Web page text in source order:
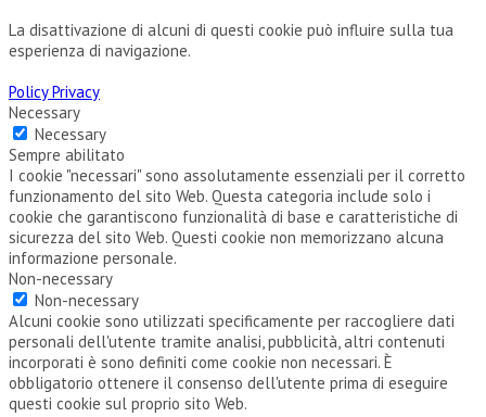
La disattivazione di alcuni di questi cookie può influire sulla tua
esperienza di navigazione.
Policy Privacy
Necessary
Necessary
Sempre abilitato
I cookie "necessari" sono assolutamente essenziali per il corretto
funzionamento del sito Web. Questa categoria include solo i
cookie che garantiscono funzionalità di base e caratteristiche di
sicurezza del sito Web. Questi cookie non memorizzano alcuna
informazione personale.
Non-necessary
Non-necessary
Alcuni cookie sono utilizzati specificamente per raccogliere dati
personali dell'utente tramite analisi, pubblicità, altri contenuti
incorporati è sono definiti come cookie non necessari. È
obbligatorio ottenere il consenso dell'utente prima di eseguire
questi cookie sul proprio sito Web.